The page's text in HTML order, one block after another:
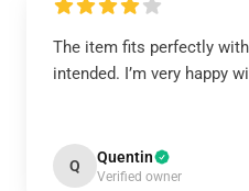
The item fits perfectly
intended. I’m very happy
Q Quentin
Verified owner